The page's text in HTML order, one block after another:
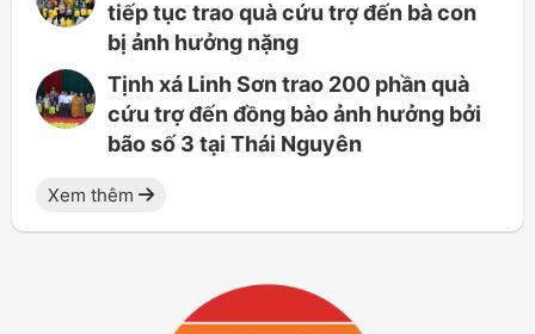
tiếp tục trao quà cứu trợ đến bà con
bị ảnh hưởng nặng
Tịnh xá Linh Sơn trao 200 phần quà
cứu trợ đến đồng bào ảnh hưởng bởi
bão số 3 tại Thái Nguyên
Xem thêm